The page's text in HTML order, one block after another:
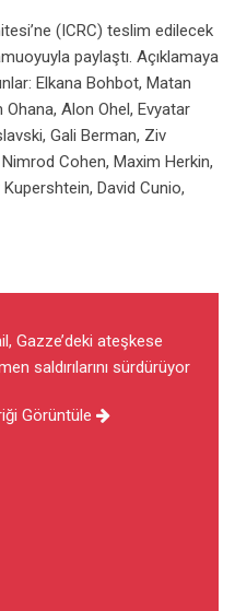
(ICRC) teslim edilecek
paylaştı. Açıklamaya
Elkana Bohbot, Matan
Alon Ohel, Evyatar
Gali Berman, Ziv
Cohen, Maxim Herkin,
David Cunio,
Gazze’deki ateşkese
saldırılarını sürdürüyor
Görüntüle